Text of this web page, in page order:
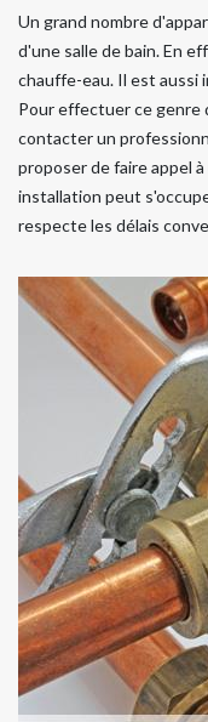
Un grand nombre
d'une salle de bain. En
chauffe-eau. Il est aussi
Pour effectuer ce genre
contacter un
proposer de faire appel
installation peut
respecte les délais